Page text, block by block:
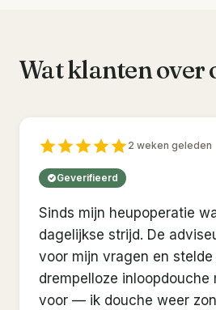
Wat klanten over
2 weken geleden
Geverifieerd
Sinds mijn heupoperatie
dagelijkse strijd. De
voor mijn vragen en stelde
drempelloze inloopdouche
voor — ik douche weer